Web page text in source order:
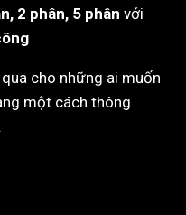
2 phân, 5 phân với
cho những ai muốn
một cách thông